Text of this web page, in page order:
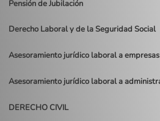
Pensión de Jubilación
Derecho Laboral y de la Seguridad Social
Asesoramiento jurídico laboral a empresas
Asesoramiento jurídico laboral a
DERECHO CIVIL